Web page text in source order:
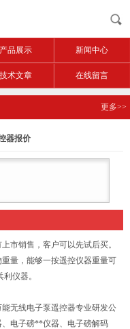
产品展示 新闻中心
技术文章 在线留言
更多>>
器报价
市销售，客户可以先试后买。
量，能够一按遥控仪器重量可
仪器。
无线电子泵遥控器专业研发公
电子磅**仪器、电子磅解码